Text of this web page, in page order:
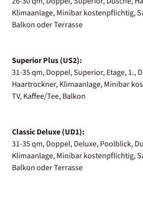
Klimaanlage, Minibar kostenpflichtig,
Balkon oder Terrasse
Superior Plus (US2):
31-35 qm, Doppel, Superior, Etage, 1.,
Haartrockner, Klimaanlage, Minibar
TV, Kaffee/Tee, Balkon
Classic Deluxe (UD1):
31-35 qm, Doppel, Deluxe, Poolblick,
Klimaanlage, Minibar kostenpflichtig,
Balkon oder Terrasse